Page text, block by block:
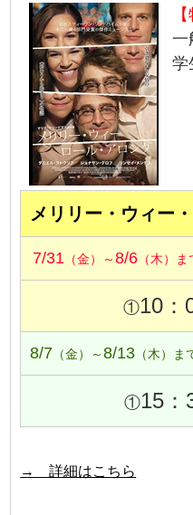
学
メリリー・ウィー
7/31 （金）～8/6 （木）ま
①10：
8/7 （金）～8/13 （木）ま
①15：
→ 詳細はこちら